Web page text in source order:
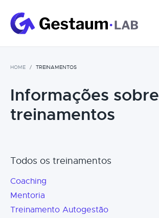
HOME TREINAMENTOS
Informações sobre
treinamentos
Todos os treinamentos
Coaching
Mentoria
Treinamento Autogestão